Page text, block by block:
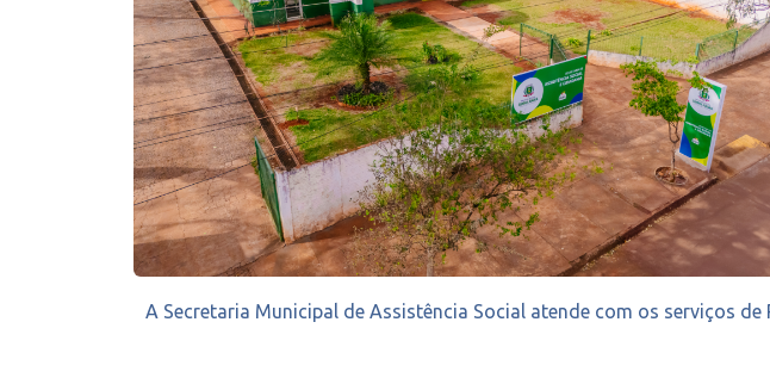
A Secretaria Municipal de Assistência Social atende com os serviços